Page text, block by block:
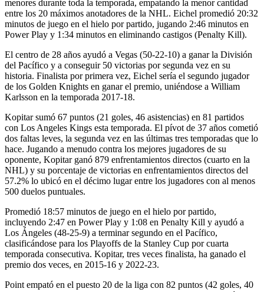
menores durante toda la temporada, empatando la menor cantidad
entre los 20 máximos anotadores de la NHL. Eichel promedió 20:32
minutos de juego en el hielo por partido, jugando 2:46 minutos en
Power Play y 1:34 minutos en eliminando castigos (Penalty Kill).
El centro de 28 años ayudó a Vegas (50-22-10) a ganar la División
del Pacífico y a conseguir 50 victorias por segunda vez en su
historia. Finalista por primera vez, Eichel sería el segundo jugador
de los Golden Knights en ganar el premio, uniéndose a William
Karlsson en la temporada 2017-18.
Kopitar sumó 67 puntos (21 goles, 46 asistencias) en 81 partidos
con Los Angeles Kings esta temporada. El pívot de 37 años cometió
dos faltas leves, la segunda vez en las últimas tres temporadas que lo
hace. Jugando a menudo contra los mejores jugadores de su
oponente, Kopitar ganó 879 enfrentamientos directos (cuarto en la
NHL) y su porcentaje de victorias en enfrentamientos directos del
57.2% lo ubicó en el décimo lugar entre los jugadores con al menos
500 duelos puntuales.
Promedió 18:57 minutos de juego en el hielo por partido,
incluyendo 2:47 en Power Play y 1:08 en Penalty Kill y ayudó a
Los Ángeles (48-25-9) a terminar segundo en el Pacífico,
clasificándose para los Playoffs de la Stanley Cup por cuarta
temporada consecutiva. Kopitar, tres veces finalista, ha ganado el
premio dos veces, en 2015-16 y 2022-23.
Point empató en el puesto 20 de la liga con 82 puntos (42 goles, 40